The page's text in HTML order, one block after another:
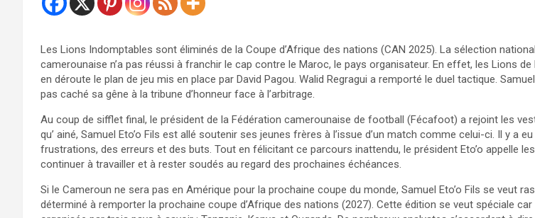
Les Lions Indomptables sont éliminés de la Coupe d’Afrique des nations (CAN 2025). La sélection
camerounaise n’a pas réussi à franchir le cap contre le Maroc, le pays organisateur. En effet, les Lions de
en déroute le plan de jeu mis en place par David Pagou. Walid Regragui a remporté le duel tactique. Samuel
pas caché sa gêne à la tribune d’honneur face à l’arbitrage.
Au coup de sifflet final, le président de la Fédération camerounaise de football (Fécafoot) a rejoint les
qu’ ainé, Samuel Eto’o Fils est allé soutenir ses jeunes frères à l’issue d’un match comme celui-ci. Il y a
frustrations, des erreurs et des buts. Tout en félicitant ce parcours inattendu, le président Eto’o appelle
continuer à travailler et à rester soudés au regard des prochaines échéances.
Si le Cameroun ne sera pas en Amérique pour la prochaine coupe du monde, Samuel Eto’o Fils se veut
déterminé à remporter la prochaine coupe d’Afrique des nations (2027). Cette édition se veut spéciale car